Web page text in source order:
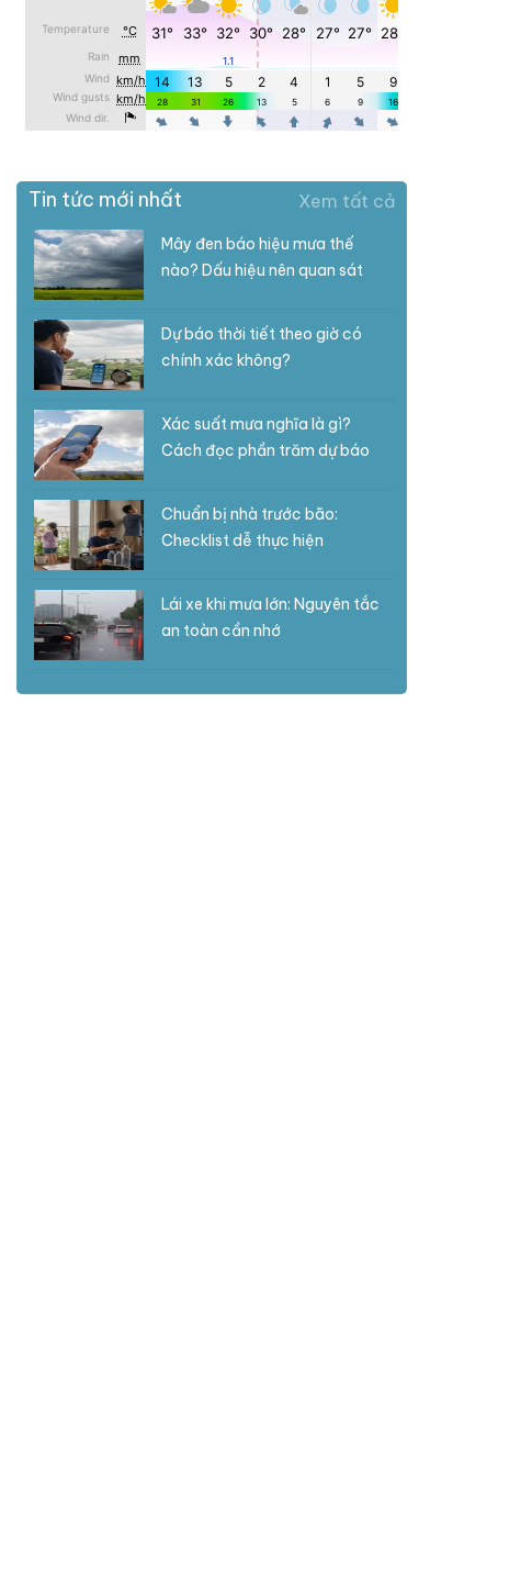
Tin tức mới nhất Xem tất cả
Mây đen báo hiệu mưa thế
nào? Dấu hiệu nên quan sát
Dự báo thời tiết theo giờ có
chính xác không?
Xác suất mưa nghĩa là gì?
Cách đọc phần trăm dự báo
Chuẩn bị nhà trước bão:
Checklist dễ thực hiện
Lái xe khi mưa lớn: Nguyên tắc
an toàn cần nhớ